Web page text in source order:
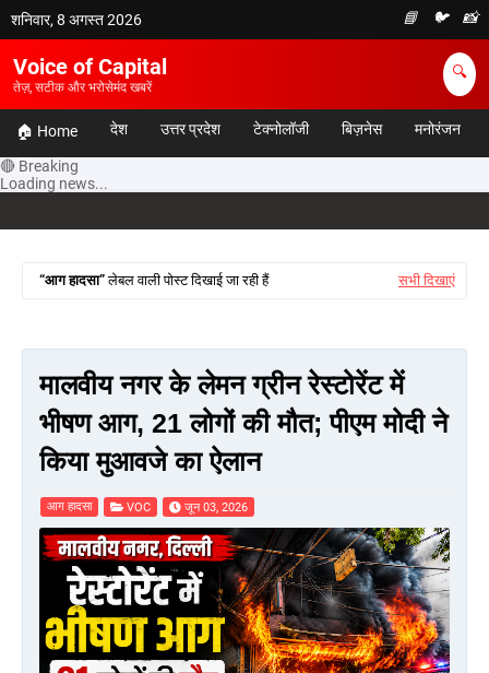
शनिवार, 8 अगस्त 2026 📘 🐦 📸
Voice of Capital
तेज़, सटीक और भरोसेमंद खबरें
🔍
🏠 Home देश उत्तर प्रदेश टेक्नोलॉजी बिज़नेस मनोरंजन
🔴 Breaking
Loading news...
आग हादसा लेबल वाली पोस्ट दिखाई जा रही हैं सभी दिखाएं
मालवीय नगर के लेमन ग्रीन रेस्टोरेंट में
भीषण आग, 21 लोगों की मौत; पीएम मोदी ने
किया मुआवजे का ऐलान
आग हादसा VOC जून 03, 2026